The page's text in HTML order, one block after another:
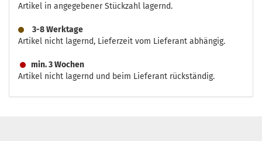
Artikel in angegebener Stückzahl lagernd.
3-8 Werktage
Artikel nicht lagernd, Lieferzeit vom Lieferant abhängig.
min. 3 Wochen
Artikel nicht lagernd und beim Lieferant rückständig.